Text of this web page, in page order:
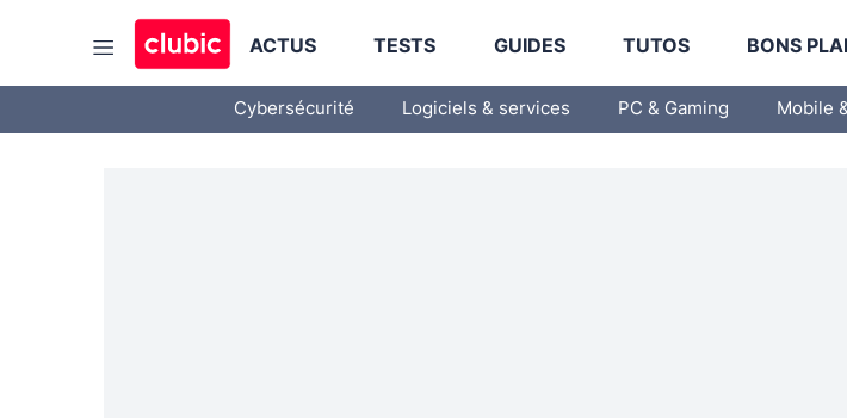
ACTUS TESTS GUIDES TUTOS BONS
Cybersécurité Logiciels & services PC & Gaming Mobile